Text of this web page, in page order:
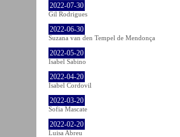
2022-07-30
Gil Rodrigues
2022-06-30
Suzana van den Tempel de Mendonça
2022-05-20
Isabel Sabino
2022-04-20
Isabel Cordovil
2022-03-20
Sofia Mascate
2022-02-20
Luisa Abreu